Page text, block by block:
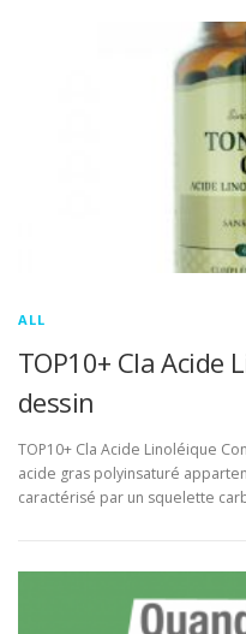
ALL
TOP10+ Cla Acide
dessin
TOP10+ Cla Acide Linoléique
acide gras polyinsaturé
caractérisé par un squelette